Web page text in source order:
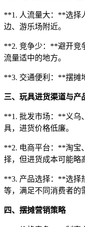
**1. 人流量大：**选择
边、游乐场附近。
**2. 竞争少：**避开竞
流量适中的地方。
**3. 交通便利：**摆摊
三、玩具进货渠道与产
**1. 批发市场：**义乌
具，进货价格低廉。
**2. 电商平台：**淘宝
择，但进货成本可能略
**3. 产品选择：**选择
等，满足不同消费者的
四、摆摊营销策略